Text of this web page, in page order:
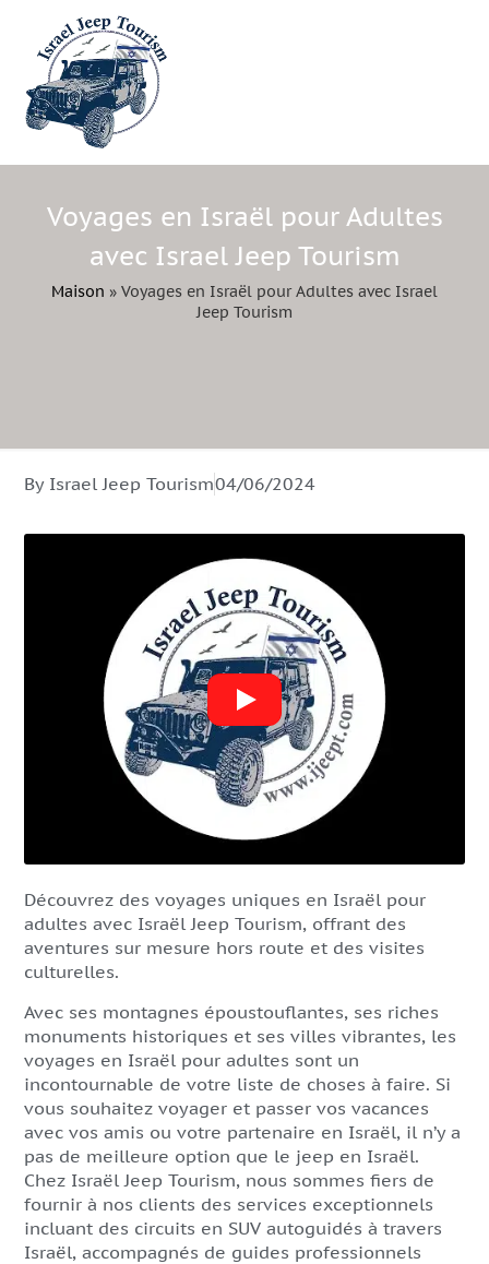
Voyages en Israël pour Adultes
avec Israel Jeep Tourism
Maison » Voyages en Israël pour Adultes avec Israel
Jeep Tourism
By Israel Jeep Tourism04/06/2024
Découvrez des voyages uniques en Israël pour
adultes avec Israël Jeep Tourism, offrant des
aventures sur mesure hors route et des visites
culturelles.
Avec ses montagnes époustouflantes, ses riches
monuments historiques et ses villes vibrantes, les
voyages en Israël pour adultes sont un
incontournable de votre liste de choses à faire. Si
vous souhaitez voyager et passer vos vacances
avec vos amis ou votre partenaire en Israël, il n’y a
pas de meilleure option que le jeep en Israël.
Chez Israël Jeep Tourism, nous sommes fiers de
fournir à nos clients des services exceptionnels
incluant des circuits en SUV autoguidés à travers
Israël, accompagnés de guides professionnels